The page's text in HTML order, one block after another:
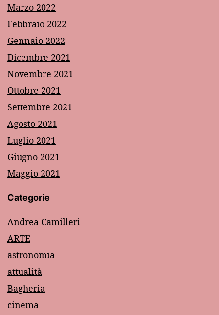
Marzo 2022
Febbraio 2022
Gennaio 2022
Dicembre 2021
Novembre 2021
Ottobre 2021
Settembre 2021
Agosto 2021
Luglio 2021
Giugno 2021
Maggio 2021
Categorie
Andrea Camilleri
ARTE
astronomia
attualità
Bagheria
cinema